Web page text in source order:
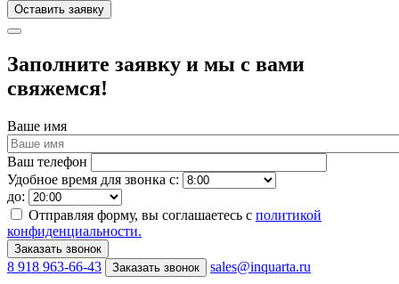
Заполните заявку и мы с вами
свяжемся!
Ваше имя
Ваш телефон
Удобное время для звонка с:
до:
Отправляя форму, вы соглашаетесь с политикой
конфиденциальности.
8 918 963-66-43 Заказать звонок sales@inquarta.ru